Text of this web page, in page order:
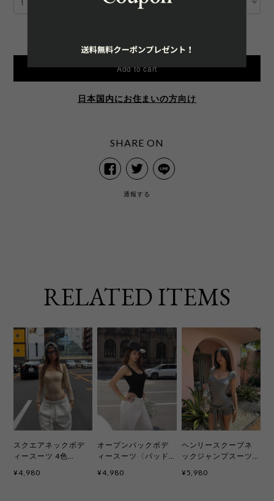
International shipping available
Add to cart
日本国内にお住まいの方向け
SHARE ON
通報する
RELATED ITEMS
スクエアネックボデ
ィースーツ 4色
¥4,980
オープンバックボデ
ィースーツ〈パッド
¥4,980
ヘンリースクープネ
ックジャンプスーツ
色 kcd4091
¥5,980